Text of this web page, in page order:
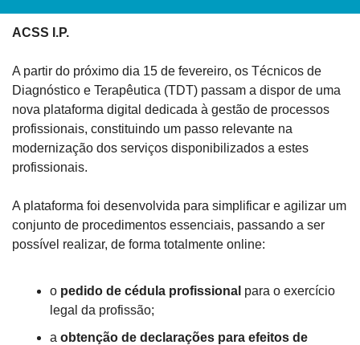
ACSS I.P.
A partir do próximo dia 15 de fevereiro, os Técnicos de
Diagnóstico e Terapêutica (TDT) passam a dispor de uma
nova plataforma digital dedicada à gestão de processos
profissionais, constituindo um passo relevante na
modernização dos serviços disponibilizados a estes
profissionais.
A plataforma foi desenvolvida para simplificar e agilizar um
conjunto de procedimentos essenciais, passando a ser
possível realizar, de forma totalmente online:
o pedido de cédula profissional para o exercício
legal da profissão;
a obtenção de declarações para efeitos de